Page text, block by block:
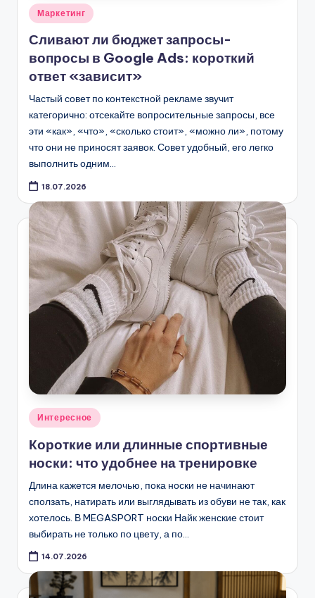
Опубликовано
Маркетинг
Сливают ли бюджет запросы-
вопросы в Google Ads: короткий
ответ «зависит»
Частый совет по контекстной рекламе звучит
категорично: отсекайте вопросительные запросы, все
эти «как», «что», «сколько стоит», «можно ли», потому
что они не приносят заявок. Совет удобный, его легко
выполнить одним…
18.07.2026
Опубликовано
Интересное
Короткие или длинные спортивные
носки: что удобнее на тренировке
Длина кажется мелочью, пока носки не начинают
сползать, натирать или выглядывать из обуви не так, как
хотелось. В MEGASPORT носки Найк женские стоит
выбирать не только по цвету, а по…
14.07.2026